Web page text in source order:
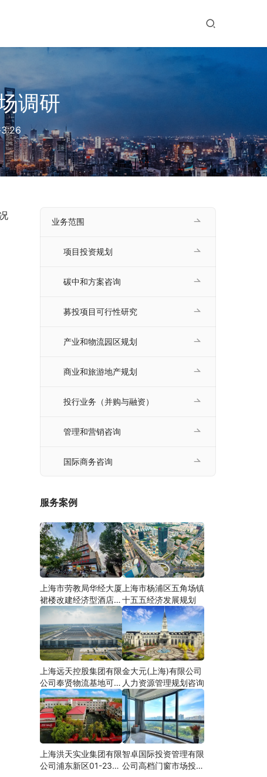
调研
业务范围
项目投资规划
碳中和方案咨询
募投项目可行性研究
产业和物流园区规划
商业和旅游地产规划
投行业务（并购与融资）
管理和营销咨询
国际商务咨询
服务案例
上海市劳教局华经大厦
裙楼改建经济型酒店可
研
上海市杨浦区五角场镇
十五五经济发展规划
上海远天控股集团有限
公司奉贤物流基地可行
性研究
金大元(上海)有限公司
人力资源管理规划咨询
上海洪天实业集团有限
公司浦东新区01-23地
智卓国际投资管理有限
公司高档门窗市场投资